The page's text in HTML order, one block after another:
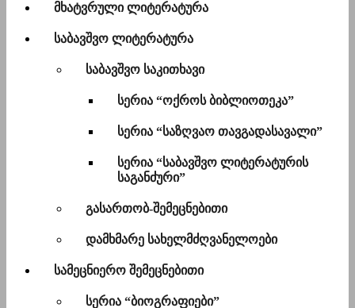
მხატვრული ლიტერატურა
საბავშვო ლიტერატურა
საბავშვო საკითხავი
სერია “ოქროს ბიბლიოთეკა”
სერია “საზღვაო თავგადასავალი”
სერია “საბავშვო ლიტერატურის
საგანძური”
გასართობ-შემეცნებითი
დამხმარე სახელმძღვანელოები
სამეცნიერო შემეცნებითი
სერია “ბიოგრაფიები”